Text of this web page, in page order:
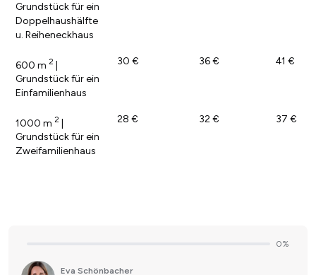
Grundstück für ein
Doppelhaushälfte
u. Reiheneckhaus
600 m 2 |
Grundstück für ein
Einfamilienhaus
30 € 36 € 41 €
1000 m 2 |
Grundstück für ein
Zweifamilienhaus
28 € 32 € 37 €